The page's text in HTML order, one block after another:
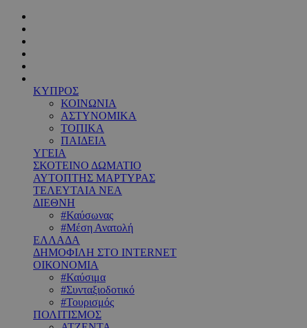
ΚΥΠΡΟΣ
ΚΟΙΝΩΝΙΑ
ΑΣΤΥΝΟΜΙΚΑ
ΤΟΠΙΚΑ
ΠΑΙΔΕΙΑ
ΥΓΕΙΑ
ΣΚΟΤΕΙΝΟ ΔΩΜΑΤΙΟ
ΑΥΤΟΠΤΗΣ ΜΑΡΤΥΡΑΣ
ΤΕΛΕΥΤΑΙΑ ΝΕΑ
ΔΙΕΘΝΗ
#Καύσωνας
#Μέση Ανατολή
ΕΛΛΑΔΑ
ΔΗΜΟΦΙΛΗ ΣΤΟ INTERNET
ΟΙΚΟΝΟΜΙΑ
#Καύσιμα
#Συνταξιοδοτικό
#Τουρισμός
ΠΟΛΙΤΙΣΜΟΣ